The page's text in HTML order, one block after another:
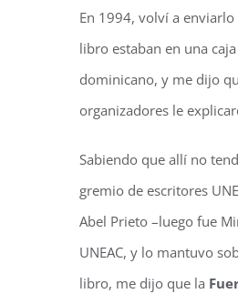
En 1994, volví a
libro estaban en una
dominicano, y me dijo
organizadores le
Sabiendo que allí no
gremio de escritores
Abel Prieto –luego fue
UNEAC, y lo mantuvo
libro, me dijo que la